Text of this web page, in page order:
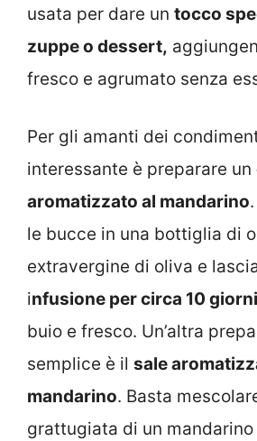
usata per dare un tocco
zuppe o dessert,
fresco e agrumato senza
Per gli amanti dei
interessante è preparare un
aromatizzato al mandarino
le bucce in una bottiglia di
extravergine di oliva e
infusione per circa 10
buio e fresco. Un’altra
semplice è il sale
mandarino. Basta
grattugiata di un mandarino